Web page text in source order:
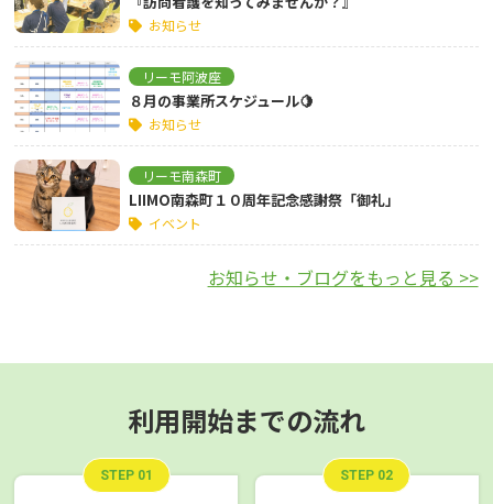
お知らせ
リーモ阿波座
８月の事業所スケジュール🍋
お知らせ
リーモ南森町
LIIMO南森町１０周年記念感謝祭「御礼」
イベント
お知らせ・ブログをもっと見る >>
利用開始までの流れ
STEP 01 STEP 02